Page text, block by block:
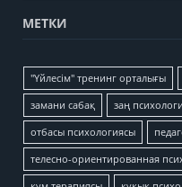
МЕТКИ
"Үйлесім" тренинг орталығы
замани сабақ заң
отбасы психологиясы
телесно-ориентированная